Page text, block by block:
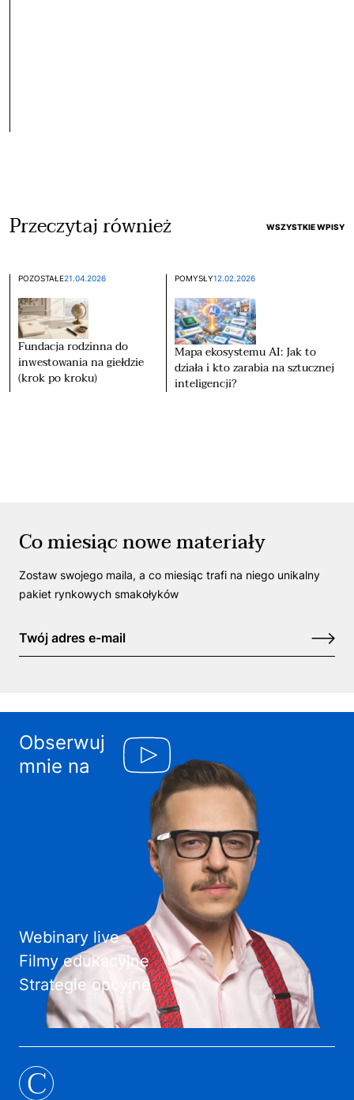
Przeczytaj również WSZYSTKIE WPISY
POZOSTAŁE21.04.2026
Fundacja rodzinna do
inwestowania na giełdzie
(krok po kroku)
POMYSŁY12.02.2026
Mapa ekosystemu AI: Jak to
działa i kto zarabia na sztucznej
inteligencji?
Co miesiąc nowe materiały
Zostaw swojego maila, a co miesiąc trafi na niego unikalny
pakiet rynkowych smakołyków
Obserwuj
mnie na
Webinary live
Filmy edukacyjne
Strategie opcyjne
C